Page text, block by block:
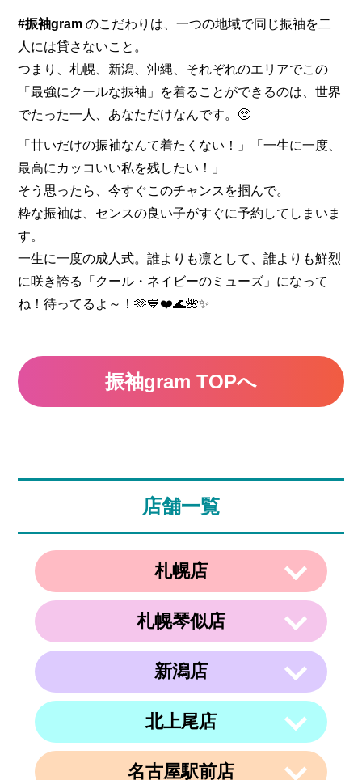
#振袖gram のこだわりは、一つの地域で同じ振袖を二
人には貸さないこと。
つまり、札幌、新潟、沖縄、それぞれのエリアでこの
「最強にクールな振袖」を着ることができるのは、世界
でたった一人、あなただけなんです。🥺
「甘いだけの振袖なんて着たくない！」「一生に一度、
最高にカッコいい私を残したい！」
そう思ったら、今すぐこのチャンスを掴んで。
粋な振袖は、センスの良い子がすぐに予約してしまいま
す。
一生に一度の成人式。誰よりも凛として、誰よりも鮮烈
に咲き誇る「クール・ネイビーのミューズ」になって
ね！待ってるよ～！🫶💙❤️🌊🌺✨
振袖gram TOPへ
店舗一覧
札幌店
〒003-0002
北海道札幌市白石区東札幌２条２丁目４
午前10時～午後19時
なし
札幌琴似店
〒063-0811
北海道札幌市西区琴似１条５丁目４−１
午前10時～午後19時
新潟店
〒950-0962
新潟県新潟市中央区出来島2-1-6
025-288-5593
北上尾店
〒362-0015
名古屋駅前店